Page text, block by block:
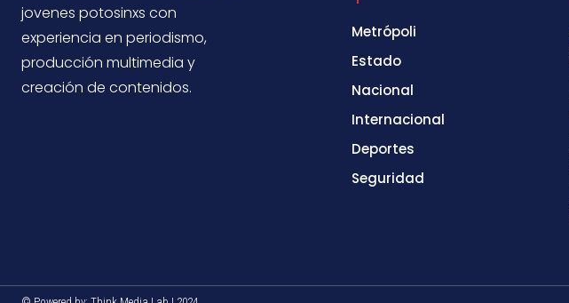
jovenes potosinxs con
experiencia en periodismo,
producción multimedia y
creación de contenidos.
Metrópoli
Estado
Nacional
Internacional
Deportes
Seguridad